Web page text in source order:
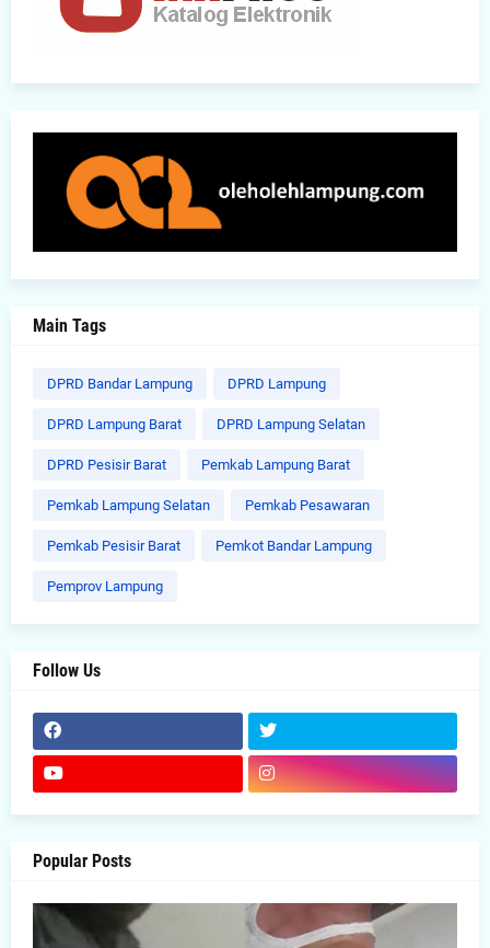
Main Tags
DPRD Bandar Lampung DPRD Lampung
DPRD Lampung Barat DPRD Lampung Selatan
DPRD Pesisir Barat Pemkab Lampung Barat
Pemkab Lampung Selatan Pemkab Pesawaran
Pemkab Pesisir Barat Pemkot Bandar Lampung
Pemprov Lampung
Follow Us
Popular Posts